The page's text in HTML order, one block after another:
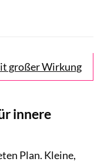
großer Wirkung
innere
Plan. Kleine,